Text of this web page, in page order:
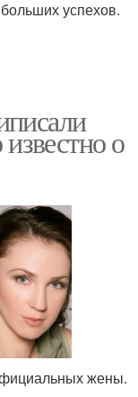
успехов.
о
жены.